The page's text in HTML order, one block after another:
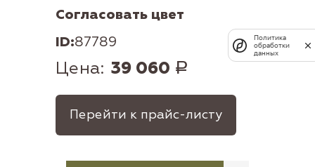
Согласовать цвет
ID:87789
Цена: 39 060 Р
Перейти к прайс-листу
Политика
обработки
данных